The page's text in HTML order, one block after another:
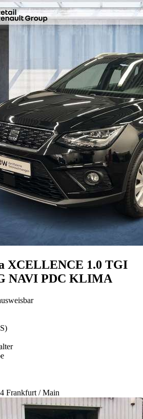
XCELLENCE 1.0 TGI
NAVI PDC KLIMA
Frankfurt / Main